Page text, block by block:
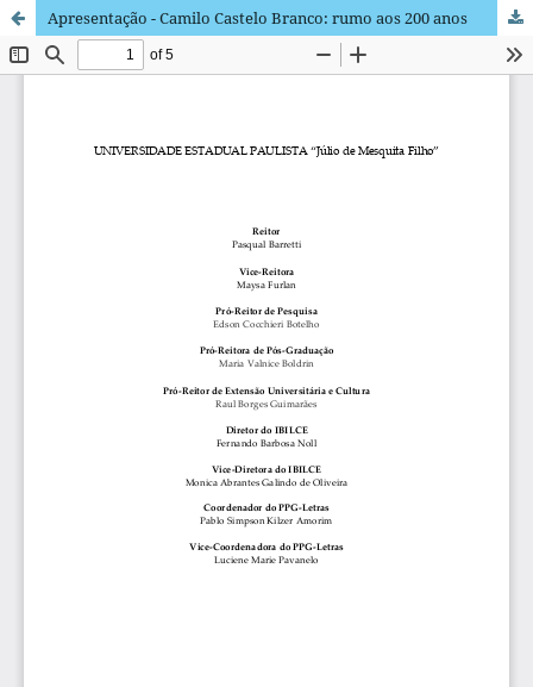
Apresentação - Camilo Castelo Branco: rumo aos 200 anos